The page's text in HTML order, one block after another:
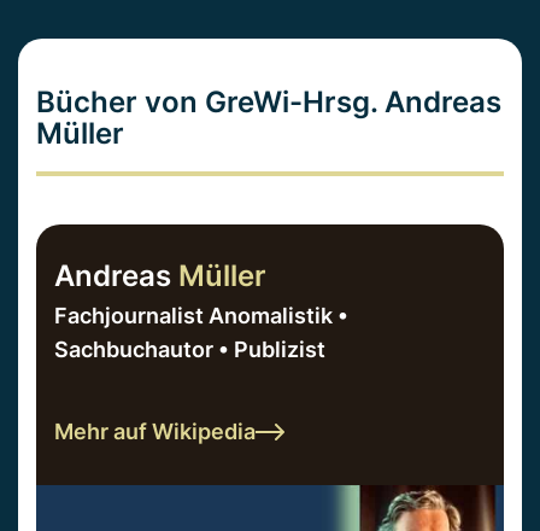
Bücher von GreWi-Hrsg. Andreas
Müller
Andreas Müller
Fachjournalist Anomalistik •
Sachbuchautor • Publizist
Mehr auf Wikipedia